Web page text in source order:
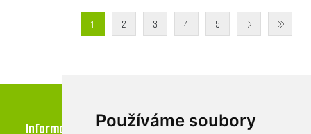
Používáme soubory
1 2 3 4 5
Informace